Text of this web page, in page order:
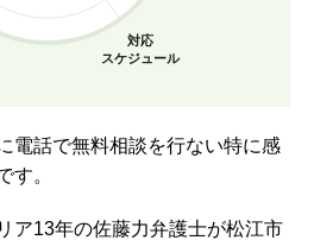
対応
スケジュール
電話で無料相談を行ない特に感
す。
ア13年の佐藤力弁護士が松江市